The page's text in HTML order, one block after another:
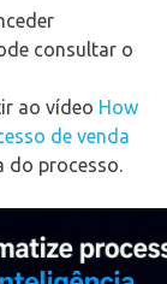
consultar o
ao vídeo How
de venda
do processo.